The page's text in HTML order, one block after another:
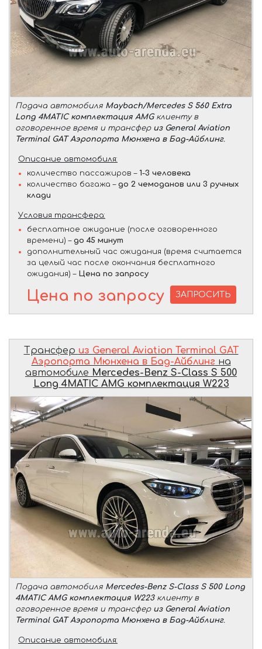
Подача автомобиля Maybach/Mercedes S 560 Extra
Long 4MATIC комплектация AMGклиенту в
оговоренное время и трансфер из General Aviation
Terminal GAT Аэропорта Мюнхена в Бад-Айблинг.
Описание автомобиля:
количество пассажиров – 1-3 человека
количество багажа – до 2 чемоданов или 3 ручных
клади
Условия трансфера:
бесплатное ожидание (после оговоренного
времени) – до 45 минут
дополнительный час ожидания (время считается
за целый час после окончания бесплатного
ожидания) – Цена по запросу
Цена по запросу ЗАПРОСИТЬ
Трансфер из General Aviation Terminal GAT
Аэропорта Мюнхена в Бад-Айблинг на
автомобиле Mercedes-Benz S-Class S 500
Long 4MATIC AMG комплектация W223
Подача автомобиля Mercedes-Benz S-Class S 500 Long
4MATIC AMG комплектация W223клиенту в
оговоренное время и трансфер из General Aviation
Terminal GAT Аэропорта Мюнхена в Бад-Айблинг.
Описание автомобиля: